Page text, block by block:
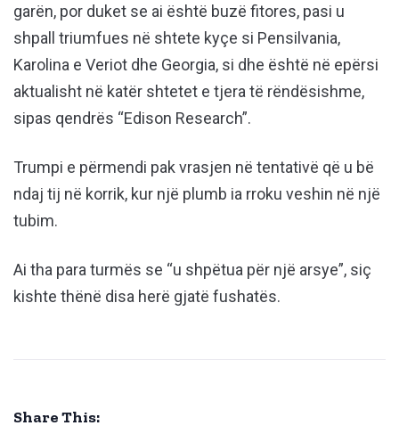
garën, por duket se ai është buzë fitores, pasi u
shpall triumfues në shtete kyçe si Pensilvania,
Karolina e Veriot dhe Georgia, si dhe është në epërsi
aktualisht në katër shtetet e tjera të rëndësishme,
sipas qendrës “Edison Research”.
Trumpi e përmendi pak vrasjen në tentativë që u bë
ndaj tij në korrik, kur një plumb ia rroku veshin në një
tubim.
Ai tha para turmës se “u shpëtua për një arsye”, siç
kishte thënë disa herë gjatë fushatës.
Share This: